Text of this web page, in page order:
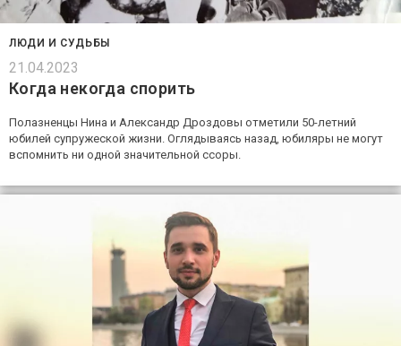
ЛЮДИ И СУДЬБЫ
21.04.2023
Когда некогда спорить
Полазненцы Нина и Александр Дроздовы отметили 50-летний
юбилей супружеской жизни. Оглядываясь назад, юбиляры не могут
вспомнить ни одной значительной ссоры.